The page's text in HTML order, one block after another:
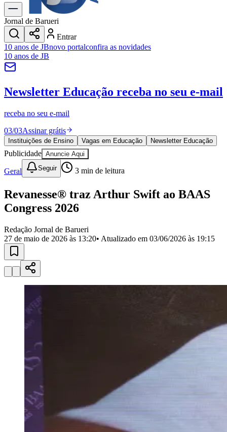
Dia a Dia & Lazer
Transportes
Gastronomia
Cinema & Shows
JogosNovo
Para Sua Empresa
Anuncie no Portal
Cadastrar Empresa
Divulgar Vagas
Publicidade Legal
Política
Eleições
Esportes
Saúde
Segurança
Meio Ambiente
Obras
Educação
Bairros de Barueri
Aldeia Aldeia da Serra
Cotia
Itapevi
Esperança
Jardim Maria HelenaJardim
Jardim Paraíso Jardim ReginaliceJardim São
Jardim São Pedro Jardim Silveira
Jardim Tupanci Osasco
Parque Santa Luzia
Santana de
Silveira Vale do Sol
do CondeVila Engenho NovoVila Márcia
EscadaVila PortoVotupoca
Para Sua Empresa
Jornal de Barueri
Entrar
10 anos de JBnovo portalconfira as novidades
10 anos de JB
Newsletter Educação receba no seu e-mail
receba no seu e-mail
03/03Assinar grátis
Instituições de Ensino Vagas em Educação Newsletter Educação
Publicidade Anuncie Aqui
Geral Seguir 3 min de leitura
Revanesse® traz Arthur Swift ao BAAS
Congress 2026
Redação Jornal de Barueri
27 de maio de 2026 às 13:20• Atualizado em 03/06/2026 às 19:15